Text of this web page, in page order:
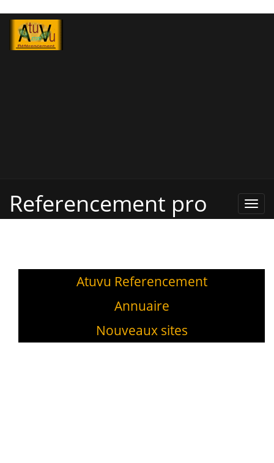
Pro,
Referencement pro
Atuvu Referencement
Annuaire
Nouveaux sites